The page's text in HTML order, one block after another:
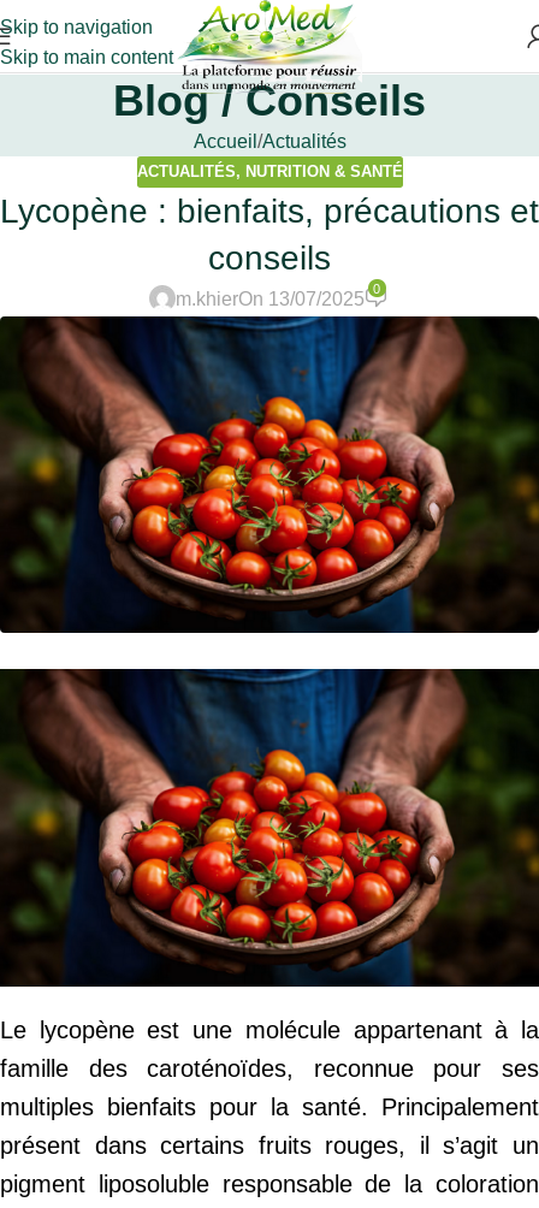
Skip to navigation
Skip to main content
Blog / Conseils
Accueil Actualités
ACTUALITÉS, NUTRITION & SANTÉ
Lycopène : bienfaits, précautions et
conseils
m.khierOn 13/07/2025
0
Le lycopène est une molécule appartenant à la
famille des caroténoïdes, reconnue pour ses
multiples bienfaits pour la santé. Principalement
présent dans certains fruits rouges, il s’agit un
pigment liposoluble responsable de la coloration